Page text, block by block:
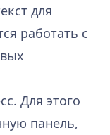
для
работать с
Для этого
панель,